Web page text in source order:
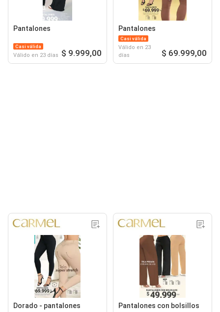
Pantalones
Casi válida
Válido en 23 días $ 9.999,00
Pantalones
Casi válida
Válido en 23
días
$ 69.999,00
Dorado - pantalones Pantalones con bolsillos